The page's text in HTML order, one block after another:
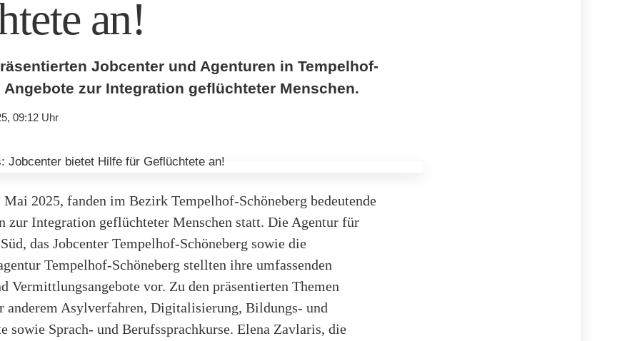
an!
Jobcenter und Agenturen in Tempelhof-
zur Integration geflüchteter Menschen.
09:12 Uhr
Mai 2025, fanden im Bezirk Tempelhof-Schöneberg bedeutende
zur Integration geflüchteter Menschen statt. Die Agentur für
das Jobcenter Tempelhof-Schöneberg sowie die
Tempelhof-Schöneberg stellten ihre umfassenden
Vermittlungsangebote vor. Zu den präsentierten Themen
anderem Asylverfahren, Digitalisierung, Bildungs- und
sowie Sprach- und Berufssprachkurse. Elena Zavlaris, die